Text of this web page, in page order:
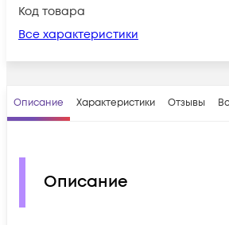
Код товара
Все характеристики
Описание Характеристики Отзывы
Описание